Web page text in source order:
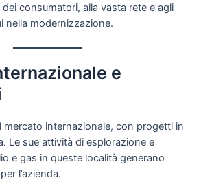
consumatori, alla vasta rete e agli
nella modernizzazione.
e
mercato internazionale, con progetti in
Le sue attività di esplorazione e
e gas in queste località generano
l’azienda.